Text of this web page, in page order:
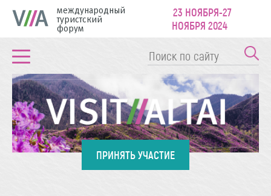
международный
туристский
форум
23 НОЯБРЯ-27
НОЯБРЯ 2024
ПРИНЯТЬ УЧАСТИЕ